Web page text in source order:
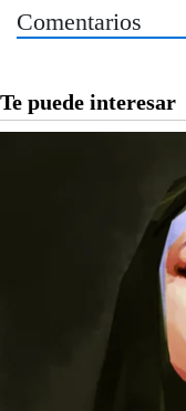
Comentarios